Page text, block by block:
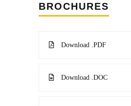
BROCHURES
Download .PDF
Download .DOC